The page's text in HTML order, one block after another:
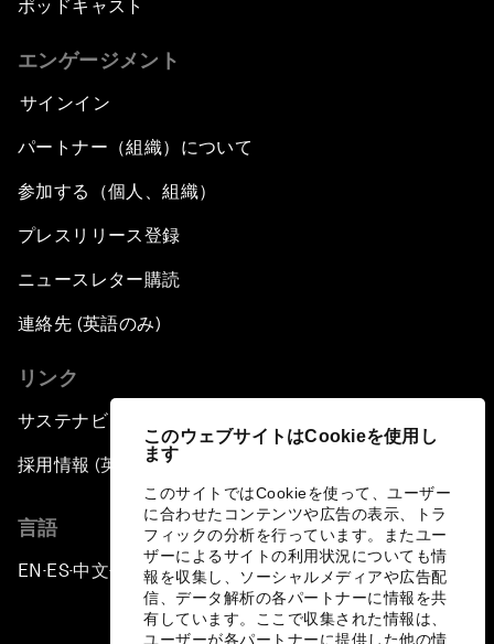
このウェブサイトはCookieを使用し
ます
このサイトではCookieを使って、ユーザー
に合わせたコンテンツや広告の表示、トラ
フィックの分析を行っています。またユー
ザーによるサイトの利用状況についても情
報を収集し、ソーシャルメディアや広告配
信、データ解析の各パートナーに情報を共
有しています。ここで収集された情報は、
ユーザーが各パートナーに提供した他の情
ポッドキャスト
エンゲージメント
サインイン
パートナー（組織）について
参加する（個人、組織）
プレスリリース登録
ニュースレター購読
連絡先 (英語のみ)
リンク
サステナビリティへの取り組み
採用情報 (英語のみ)
言語
EN ▪ ES▪中文▪ 日本語